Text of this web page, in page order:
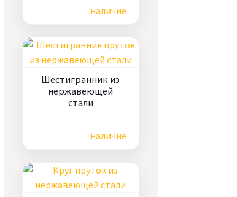
наличие
Шестигранник из
нержавеющей
стали
наличие